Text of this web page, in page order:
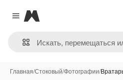
Close menu
Magnific
Главная/Стоковый/Фотографии/